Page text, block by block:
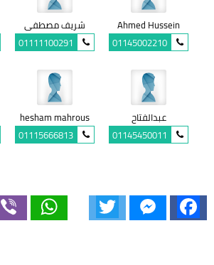
Ahmed Hussein
01145002210
شريف مصطفى
01111100291
عبدالفتاح
01145450011
hesham mahrous
01115666813
Facebook
Messenger
WhatsApp